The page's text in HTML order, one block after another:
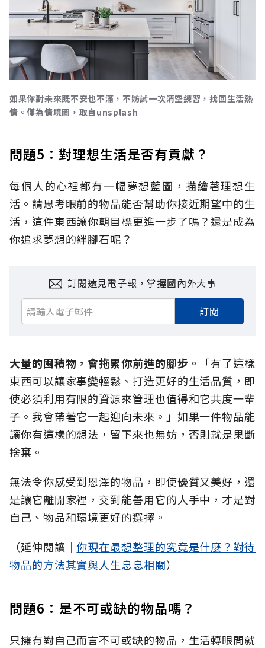
如果你對未來既不安也不滿，不妨試一次清空練習，找回生活熱
情。僅為情境圖，取自unsplash
問題5：對理想生活是否有貢獻？
每個人的心裡都有一幅夢想藍圖，描繪著理想生
活。請思考眼前的物品能否幫助你接近期望中的生
活，這件東西讓你朝目標更進一步了嗎？還是成為
你追求夢想的絆腳石呢？
訂閱遠見電子報，掌握國內外大事
訂閱
大量的囤積物，會拖累你前進的腳步。
「有了這樣
東西可以讓家事變輕鬆、打造更好的生活品質，即
使必須利用有限的資源來管理也值得和它共度一輩
子。我會帶著它一起迎向未來。」如果一件物品能
讓你有這樣的想法，留下來也無妨，否則就是果斷
捨棄。
無法令你感受到恩澤的物品，即使優質又美好，還
是讓它離開家裡，交到能善用它的人手中，才是對
自己、物品和環境更好的選擇。
（延伸閱讀│你現在最想整理的究竟是什麼？對待
物品的方法其實與人生息息相關）
問題6：是不可或缺的物品嗎？
只擁有對自己而言不可或缺的物品，生活轉眼間就